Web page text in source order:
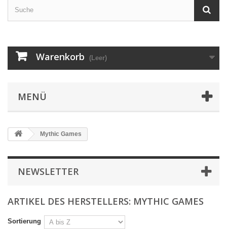
Warenkorb (Leer)
MENÜ
Mythic Games
NEWSLETTER
ARTIKEL DES HERSTELLERS: MYTHIC GAMES
Sortierung